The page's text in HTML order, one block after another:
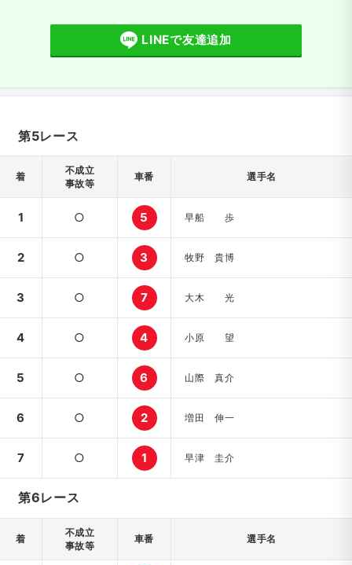
LINEで友達追加
第5レース
着
不成立
事故等
車番 選手名
1 ○ 5 早船 歩
2 ○ 3 牧野 貴博
3 ○ 7 大木 光
4 ○ 4 小原 望
5 ○ 6 山際 真介
6 ○ 2 増田 伸一
7 ○ 1 早津 圭介
第6レース
着
不成立
事故等
車番 選手名